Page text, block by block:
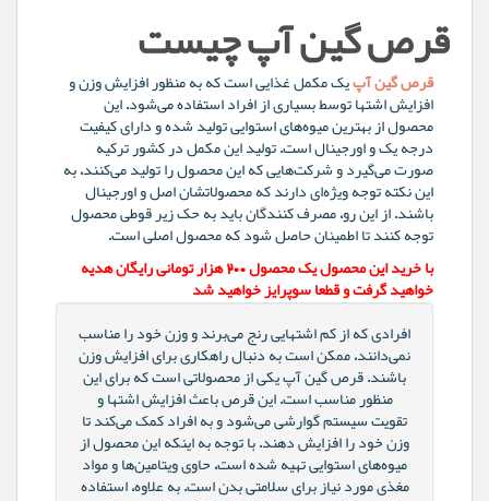
گین آپ چیست
قرص گین آپیک مکمل غذایی است که به منظور افزایش وزن و
افزایش اشتها توسط بسیاری از افراد استفاده می‌شود. این
محصول از بهترین میوه‌های استوایی تولید شده و دارای کیفیت
درجه یک و اورجینال است. تولید این مکمل در کشور ترکیه
صورت می‌گیرد و شرکت‌هایی که این محصول را تولید می‌کنند، به
این نکته توجه ویژه‌ای دارند که محصولاتشان اصل و اورجینال
باشند. از این رو، مصرف کنندگان باید به حک زیر قوطی محصول
توجه کنند تا اطمینان حاصل شود که محصول اصلی است.
با خرید این محصول یک محصول 200 هزار تومانی رایگان هدیه
خواهید گرفت و قطعا سوپرایز خواهید شد
افرادی که از کم اشتهایی رنج می‌برند و وزن خود را مناسب
نمی‌دانند، ممکن است به دنبال راهکاری برای افزایش وزن
باشند. قرص گین آپ یکی از محصولاتی است که برای این
منظور مناسب است. این قرص باعث افزایش اشتها و
تقویت سیستم گوارشی می‌شود و به افراد کمک می‌کند تا
وزن خود را افزایش دهند. با توجه به اینکه این محصول از
میوه‌های استوایی تهیه شده است، حاوی ویتامین‌ها و مواد
مغذی مورد نیاز برای سلامتی بدن است. به علاوه، استفاده